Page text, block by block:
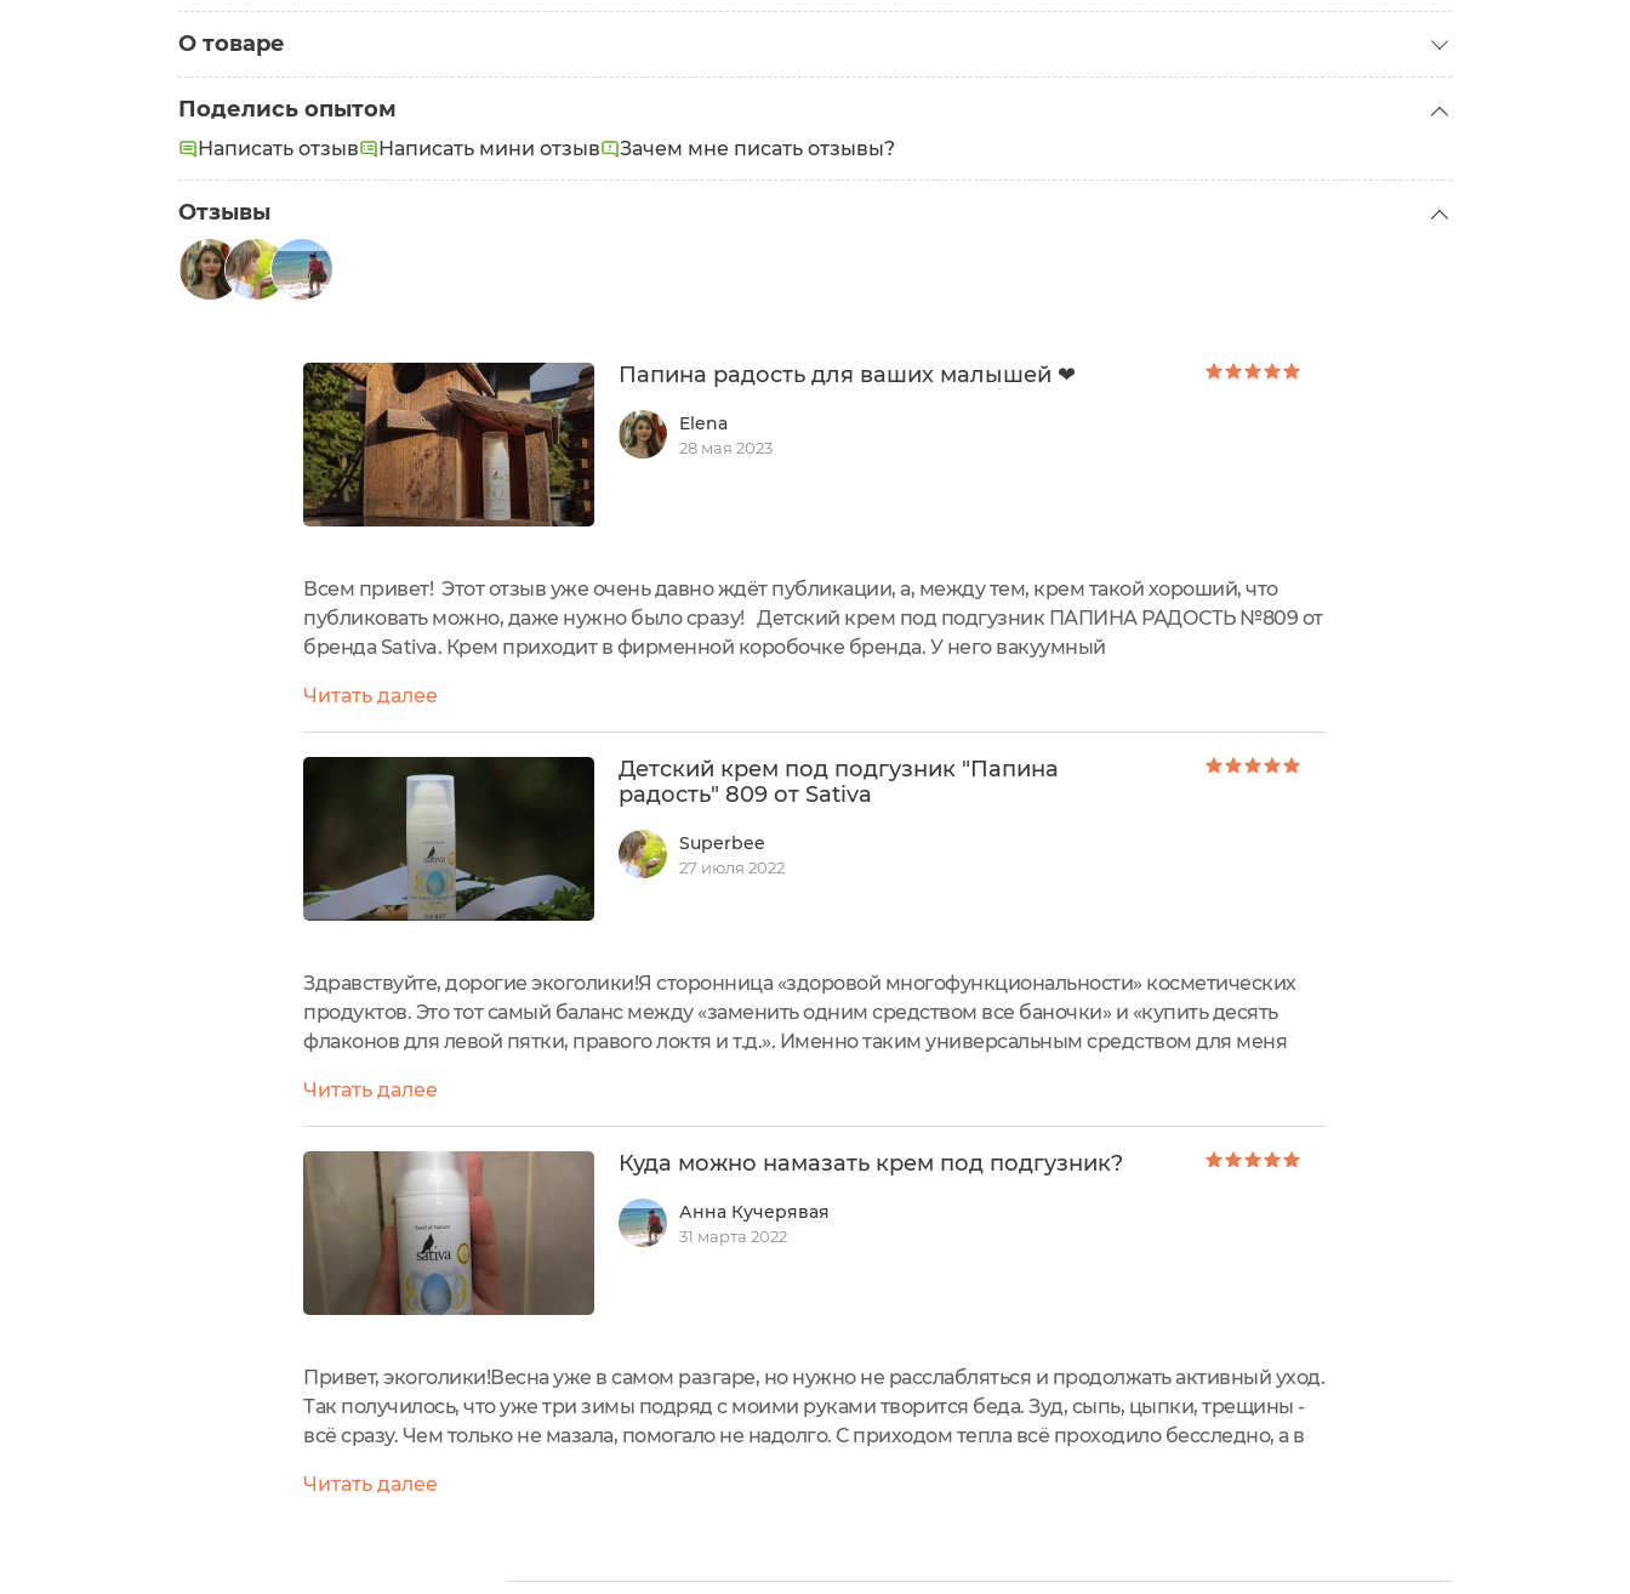
О товаре
Поделись опытом
Написать отзыв Написать мини отзыв Зачем мне писать отзывы?
Отзывы
Папина радость для ваших малышей ❤
Elena
28 мая 2023
Всем привет! Этот отзыв уже очень давно ждёт публикации, а, между тем, крем такой хороший, что
публиковать можно, даже нужно было сразу! Детский крем под подгузник ПАПИНА РАДОСТЬ №809 от
бренда Sativa. Крем приходит в фирменной коробочке бренда. У него вакуумный
сохранять картинки с составами,...
Читать далее
Детский крем под подгузник "Папина
радость" 809 от Sativa
Superbee
27 июля 2022
Здравствуйте, дорогие экоголики!Я сторонница «здоровой многофункциональности» косметических
продуктов. Это тот самый баланс между «заменить одним средством все баночки» и «купить десять
флаконов для левой пятки, правого локтя и т.д.». Именно таким универсальным средством для меня
дерматологической «Sativa».№809 –...
Читать далее
Куда можно намазать крем под подгузник?
Анна Кучерявая
31 марта 2022
Привет, экоголики!Весна уже в самом разгаре, но нужно не расслабляться и продолжать активный уход.
Так получилось, что уже три зимы подряд с моими руками творится беда. Зуд, сыпь, цыпки, трещины -
всё сразу. Чем только не мазала, помогало не надолго. С приходом тепла всё проходило бесследно, а в
намазаться?...
Читать далее